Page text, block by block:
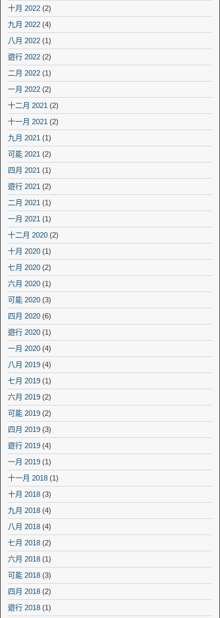
十月 2022 (2)
九月 2022 (4)
八月 2022 (1)
遊行 2022 (2)
二月 2022 (1)
一月 2022 (2)
十二月 2021 (2)
十一月 2021 (2)
九月 2021 (1)
可能 2021 (2)
四月 2021 (1)
遊行 2021 (2)
二月 2021 (1)
一月 2021 (1)
十二月 2020 (2)
十月 2020 (1)
七月 2020 (2)
六月 2020 (1)
可能 2020 (3)
四月 2020 (6)
遊行 2020 (1)
一月 2020 (4)
八月 2019 (4)
七月 2019 (1)
六月 2019 (2)
可能 2019 (2)
四月 2019 (3)
遊行 2019 (4)
一月 2019 (1)
十一月 2018 (1)
十月 2018 (3)
九月 2018 (4)
八月 2018 (4)
七月 2018 (2)
六月 2018 (1)
可能 2018 (3)
四月 2018 (2)
遊行 2018 (1)